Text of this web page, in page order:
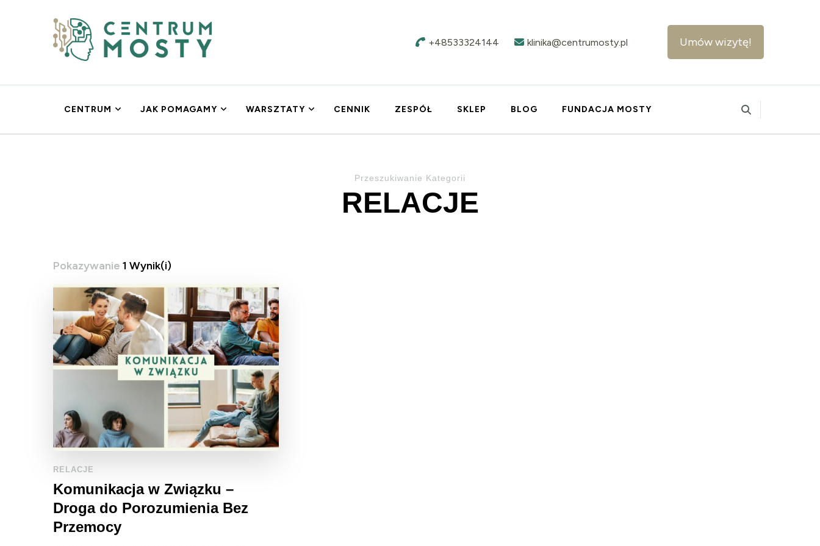
Centrum MOSTY
+48533324144 klinika@centrumosty.pl Umów wizytę!
CENTRUM JAK POMAGAMY WARSZTATY CENNIK ZESPÓŁ SKLEP BLOG FUNDACJA MOSTY
Przeszukiwanie Kategorii
RELACJE
Pokazywanie 1 Wynik(i)
RELACJE
Komunikacja w Związku –
Droga do Porozumienia Bez
Przemocy